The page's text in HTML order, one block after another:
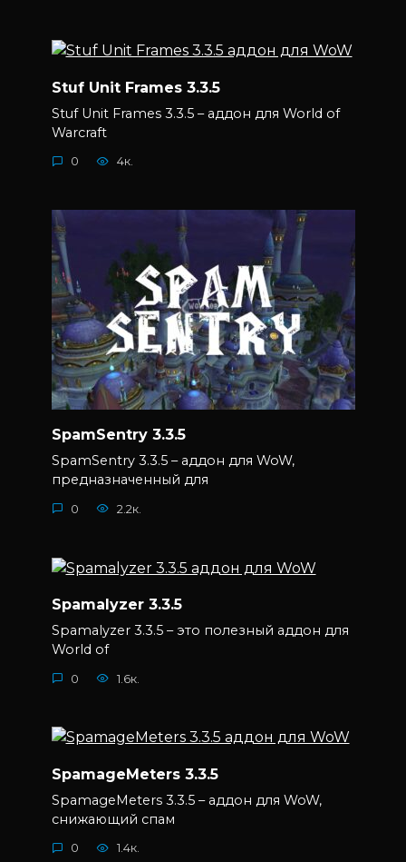
Stuf Unit Frames 3.3.5
Stuf Unit Frames 3.3.5 – аддон для World of
Warcraft
0 4к.
SpamSentry 3.3.5
SpamSentry 3.3.5 – аддон для WoW,
предназначенный для
0 2.2к.
Spamalyzer 3.3.5
Spamalyzer 3.3.5 – это полезный аддон для
World of
0 1.6к.
SpamageMeters 3.3.5
SpamageMeters 3.3.5 – аддон для WoW,
снижающий спам
0 1.4к.